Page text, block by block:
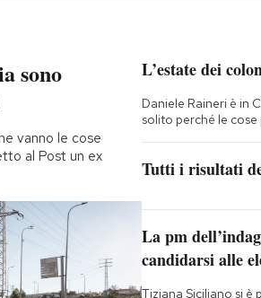
sono
vanno le cose
al Post un ex
L’estate dei
Daniele Raineri è in
solito perché le
Tutti i risultati
La pm
candidarsi alle
Tiziana Siciliano si